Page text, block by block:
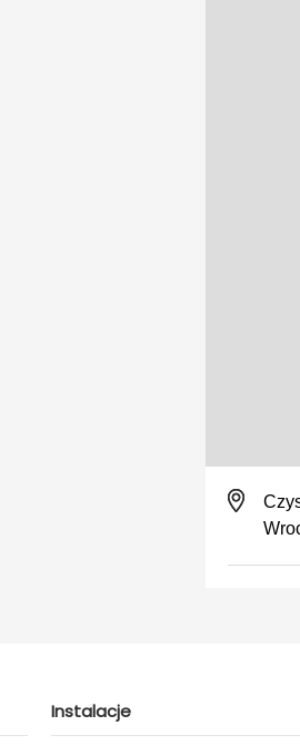
Instalacje